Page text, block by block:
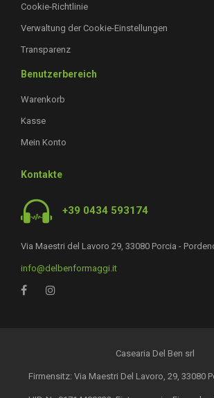
Cookie-Richtlinie
Verwaltung der Cookie-Einstellungen
Transparenz
Benutzerbereich
Warenkorb
Kasse
Mein Konto
Kontakte
+39 0434 593174
Via Maestri del Lavoro 29, 33080 Porcia -
info@delbenformaggi.it
Casearia Del Ben srl
Firmensitz: Via Maestri Del Lavoro, 29, 33080